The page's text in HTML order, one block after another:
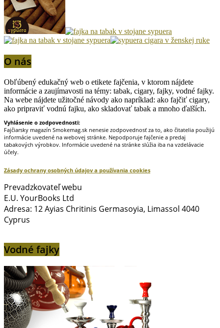
O nás
Obľúbený edukačný web o etikete fajčenia, v ktorom nájdete
informácie a zaujímavosti na témy: tabak, cigary, fajky, vodné fajky.
Na webe nájdete užitočné návody ako napríklad: ako fajčiť cigary,
ako pripraviť vodnú fajku, ako skladovať tabak a mnoho ďalších.
Vyhlásenie o zodpovednosti:
Fajčiarsky magazín Smokemag.sk nenesie zodpovednosť za to, ako čitatelia použijú
informácie uvedené na webovej stránke. Nepodporuje fajčenie a predaj
tabakových výrobkov. Informácie uvedené na stránke slúžia iba na vzdelávacie
účely.
Zásady ochrany osobných údajov a používania cookies
Prevadzkovateľ webu
E.U. YourBooks Ltd
Adresa: 12 Ayias Chritinis Germasoyia, Limassol 4040
Cyprus
Vodné fajky